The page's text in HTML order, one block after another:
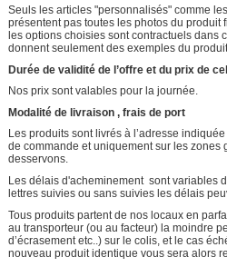
Seuls les articles "personnalisés" comme
présentent pas toutes les photos du produit
les options choisies sont contractuels dans
donnent seulement des exemples du
Durée de validité de l’offre et du prix de
Nos prix sont valables pour la journée.
Modalité de livraison , frais de port
Les produits sont livrés à l’adresse
de commande et uniquement sur les zones
desservons.
Les délais d'acheminement sont variables
lettres suivies ou sans suivies les délais
Tous produits partent de nos locaux en
au transporteur (ou au facteur) la moindre
d’écrasement etc..) sur le colis, et le cas
nouveau produit identique vous sera alors